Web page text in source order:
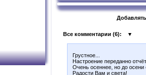
Все комментарии (6): ▼
Грустное...
Настроение переданно
Очень осеннее, но до
Радости Вам и света!